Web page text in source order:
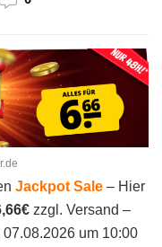
Jackpot Sale – Hier
zzgl. Versand –
um 10:00